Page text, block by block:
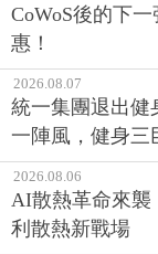
CoWoS後的下
惠！
2026.08.07
統一集團退出健
一陣風，健身三
2026.08.06
AI散熱革命來襲
利散熱新戰場